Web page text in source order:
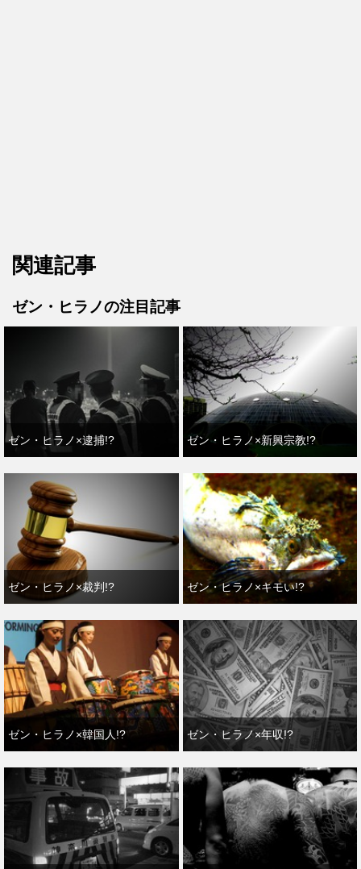
関連記事
ゼン・ヒラノの注目記事
ゼン・ヒラノ×逮捕!? ゼン・ヒラノ×新興宗教!?
ゼン・ヒラノ×裁判!? ゼン・ヒラノ×キモい!?
ゼン・ヒラノ×韓国人!? ゼン・ヒラノ×年収!?